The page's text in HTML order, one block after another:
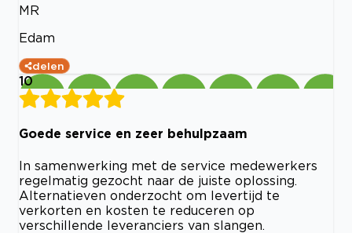
MR
Edam
delen
10
Goede service en zeer behulpzaam
In samenwerking met de service medewerkers
regelmatig gezocht naar de juiste oplossing.
Alternatieven onderzocht om levertijd te
verkorten en kosten te reduceren op
verschillende leveranciers van slangen.